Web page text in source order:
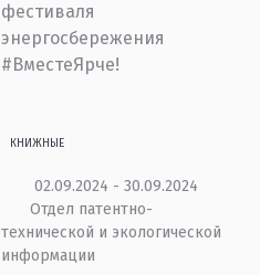
фестиваля
энергосбережения
#ВместеЯрче!
КНИЖНЫЕ
02.09.2024 - 30.09.2024
Отдел патентно-
технической и экологической
информации